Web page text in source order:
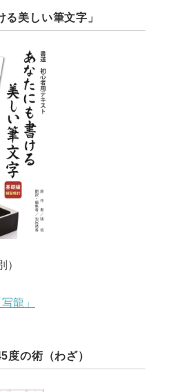
る美しい筆文字」
）
龍」
度の術（わざ）